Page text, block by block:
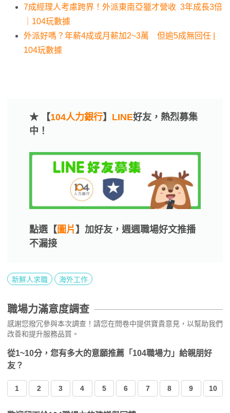
7成經理人考慮跨界！外派東南亞獵才營收 3年成長3倍
｜104玩數據
外派好嗎？年薪4成或月薪加2~3萬 但逾5成無回任 |
104玩數據
★ 【104人力銀行】 LINE好友，熱烈募集
中！
點選【 圖片 】加好友，週週職場好文推播
不漏接
新鮮人求職 海外工作
職場力滿意度調查
感謝您撥冗參與本次調查！請您在問卷中提供寶貴意見，以幫助我們
改善和提升服務品質。
從1~10分，您有多大的意願推薦「104職場力」給親朋好
友？
1 2 3 4 5 6 7 8 9 10